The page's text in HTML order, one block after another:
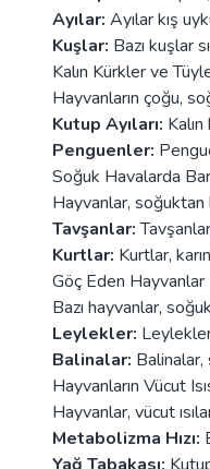
Ayılar: Ayılar kış
Kuşlar: Bazı kuşlar
Kalın Kürkler ve
Hayvanların çoğu,
Kutup Ayıları:
Penguenler:
Soğuk Havalarda
Hayvanlar, soğuktan
Tavşanlar:
Kurtlar: Kurtlar,
Göç Eden Hayvanlar
Bazı hayvanlar,
Leylekler:
Balinalar: Balinalar,
Hayvanların Vücut
Hayvanlar, vücut
Metabolizma Hızı: